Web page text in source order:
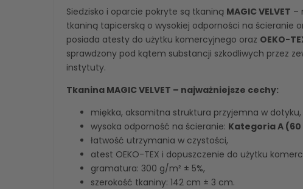
Siedzisko i oparcie pokryte są tkaniną MAGIC VELVET –
tkaniną tapicerską o wysokiej odporności na ścieranie
posiada atesty do użytku komercyjnego oraz OEKO-
sprawdzony pod kątem substancji szkodliwych przez
instytuty.
Tkanina MAGIC VELVET – najważniejsze cechy:
miękka, aksamitna struktura przyjemna w dotyku,
wysoka odporność na ścieranie: Kategoria A
łatwość utrzymania w czystości,
atest OEKO-TEX i dopuszczenie do użytku
gramatura: 300 g/m² ± 5%,
szerokość tkaniny: 142 cm ± 3 cm.